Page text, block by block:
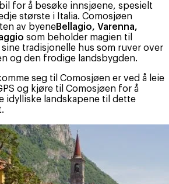
for å besøke innsjøene, spesielt
største i Italia. Comosjøen
av byeneBellagio, Varenna,
som beholder magien til
tradisjonelle hus som ruver over
og den frodige landsbygden.
seg til Comosjøen er ved å leie
og kjøre til Comosjøen for å
idylliske landskapene til dette